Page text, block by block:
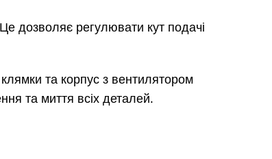
дозволяє регулювати кут подачі
та корпус з вентилятором
та миття всіх деталей.